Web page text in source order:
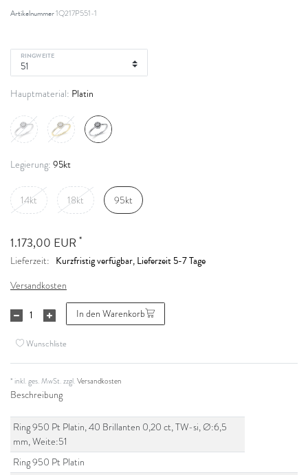
Artikelnummer1Q217P551-1
RINGWEITE
Hauptmaterial: Platin
Legierung: 95kt
14kt 18kt 95kt
1.173,00 EUR *
Lieferzeit: Kurzfristig verfügbar, Lieferzeit 5-7 Tage
Versandkosten
In den Warenkorb
Wunschliste
* inkl. ges. MwSt. zzgl.Versandkosten
Beschreibung
Ring 950 Pt Platin, 40 Brillanten 0,20 ct, TW-si, Ø:6,5
mm, Weite:51
Ring 950 Pt Platin